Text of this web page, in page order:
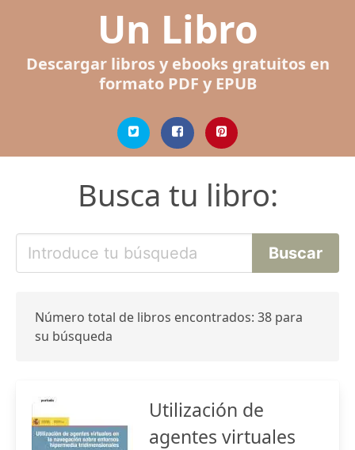
Un Libro
Descargar libros y ebooks gratuitos en
formato PDF y EPUB
Busca tu libro:
Número total de libros encontrados: 38 para
su búsqueda
Utilización de
agentes virtuales